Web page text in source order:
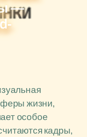
—
жизни,
особое
кадры,